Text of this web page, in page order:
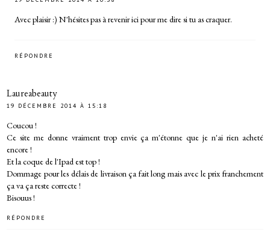
Avec plaisir :) N'hésites pas à revenir ici pour me dire si tu as craquer.
RÉPONDRE
Laureabeauty
19 DÉCEMBRE 2014 À 15:18
Coucou !
Ce site me donne vraiment trop envie ça m'étonne que je n'ai rien acheté
encore !
Et la coque de l'Ipad est top !
Dommage pour les délais de livraison ça fait long mais avec le prix franchement
ça va ça reste correcte !
Bisouus !
RÉPONDRE